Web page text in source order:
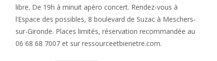
libre. De 19h à minuit apéro concert. Rendez-vous à
l’Espace des possibles, 8 boulevard de Suzac à Meschers-
sur-Gironde. Places limités, réservation recommandée au
06 68 68 7007 et sur ressourceetbienetre.com.